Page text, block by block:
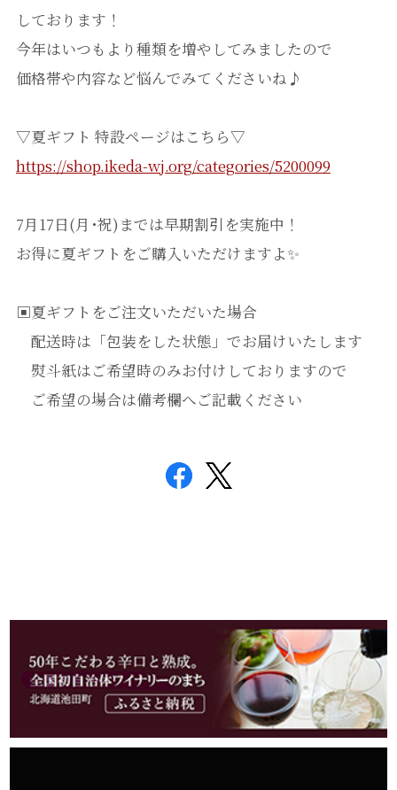
しております！
今年はいつもより種類を増やしてみましたので
価格帯や内容など悩んでみてくださいね♪
▽夏ギフト 特設ページはこちら▽
https://shop.ikeda-wj.org/categories/5200099
7月17日(月･祝)までは早期割引を実施中！
お得に夏ギフトをご購入いただけますよ✨
▣夏ギフトをご注文いただいた場合
配送時は「包装をした状態」でお届けいたします
熨斗紙はご希望時のみお付けしておりますので
ご希望の場合は備考欄へご記載ください